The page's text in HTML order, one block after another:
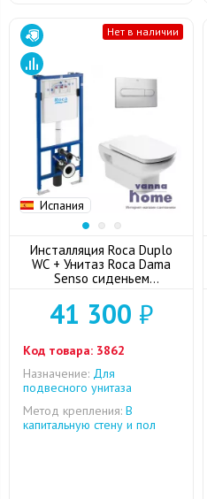
Испания
Нет в наличии
Инсталляция Roca Duplo
WC + Унитаз Roca Dama
Senso сиденьем
41 300 ₽
Код товара: 3862
Назначение: Для
подвесного унитаза
Метод крепления: В
капитальную стену и пол